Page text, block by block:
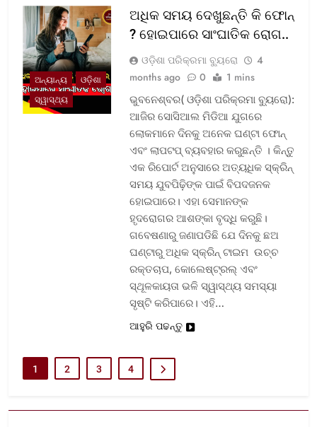
ଅନ୍ୟାନ୍ୟ
ଓଡ଼ିଶା
ସ୍ୱାସ୍ଥ୍ୟ
ଅଧିକ ସମୟ ଦେଖୁଛନ୍ତି କି ଫୋନ୍
? ହୋଇପାରେ ସାଂଘାତିକ ରୋଗ..
ଓଡ଼ିଶା ପରିକ୍ରମା ବ୍ୟୁରୋ
4
months ago
0 1 mins
ଭୁବନେଶ୍ବର( ଓଡ଼ିଶା ପରିକ୍ରମା ବ୍ୟୁରୋ):
ଆଜିର ସୋସିଆଲ ମିଡିଆ ଯୁଗରେ
ଲୋକମାନେ ଦିନକୁ ଅନେକ ଘଣ୍ଟା ଫୋନ୍
ଏବଂ ଲାପଟପ୍ ବ୍ୟବହାର କରୁଛନ୍ତି । କିନ୍ତୁ
ଏକ ରିପୋର୍ଟ ଅନୁସାରେ ଅତ୍ୟଧିକ ସ୍କ୍ରିନ୍
ସମୟ ଯୁବପିଢ଼ିଙ୍କ ପାଇଁ ବିପଦଜନକ
ହୋଇପାରେ। ଏହା ସେମାନଙ୍କ
ହୃଦରୋଗର ଆଶଙ୍କା ବୃଦ୍ଧି କରୁଛି।
ଗବେଷଣାରୁ ଜଣାପଡିଛି ଯେ ଦିନକୁ ଛଅ
ଘଣ୍ଟାରୁ ଅଧିକ ସ୍କ୍ରିନ୍ ଟାଇମ ଉଚ୍ଚ
ରକ୍ତଚାପ, କୋଲେଷ୍ଟ୍ରଲ୍ ଏବଂ
ସ୍ଥୂଳକାୟତା ଭଳି ସ୍ୱାସ୍ଥ୍ୟ ସମସ୍ୟା
ସୃଷ୍ଟି କରିପାରେ। ଏହି…
ଆହୁରି ପଢନ୍ତୁ
1 2 3 4